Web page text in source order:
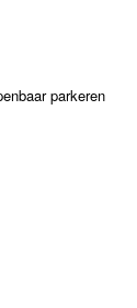
parkeren